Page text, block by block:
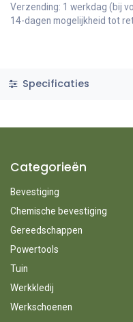
Verzending: 1 werkdag (bij
14-dagen mogelijkheid tot
Specificaties
Categorieën
Bevestiging
Chemische bevestiging
Gereedschappen
Powertools
Tuin
Werkkledij
Werkschoenen